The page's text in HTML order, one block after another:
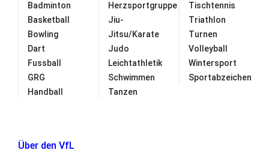
Über den VfL
Badminton
Basketball
Bowling
Dart
Fussball
GRG
Handball
Herzsportgruppe
Jiu-
Jitsu/Karate
Judo
Leichtathletik
Schwimmen
Tanzen
Tischtennis
Triathlon
Turnen
Volleyball
Wintersport
Sportabzeichen